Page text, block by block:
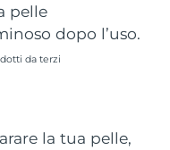
pelle
dopo l’uso.
da terzi
la tua pelle,